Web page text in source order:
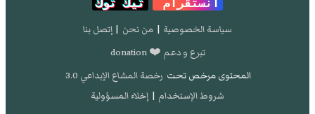
سياسة الخصوصية | من نحن | إتصل بنا
تبرع و دعم ❤️ donation
المحتوى مرخص تحت رخصة المشاع الإبداعي 3.0
شروط الإستخدام | إخلاء المسؤولية